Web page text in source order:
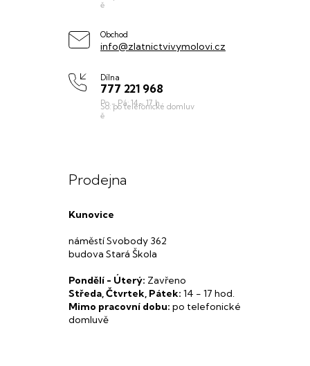
Obchod
info@zlatnictvivymolovi.cz
Dílna
777 221 968
Prodejna
Kunovice
náměstí Svobody 362
budova Stará Škola
Pondělí - Úterý: Zavřeno
Středa, Čtvrtek, Pátek: 14 - 17 hod.
Mimo pracovní dobu: po telefonické
domluvě